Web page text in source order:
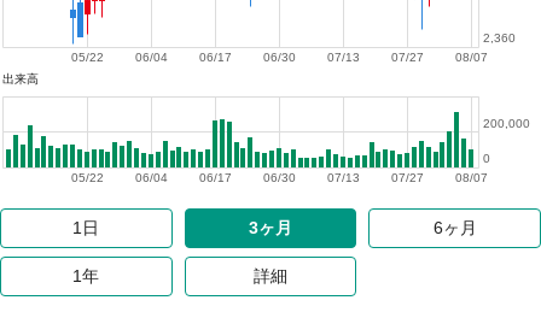
08/07
07/27
07/13
06/30
06/17
06/04
05/22
2,360
出来高
08/07
07/27
07/13
06/30
06/17
06/04
05/22
0
200,000
1日 3ヶ月 6ヶ月
1年 詳細